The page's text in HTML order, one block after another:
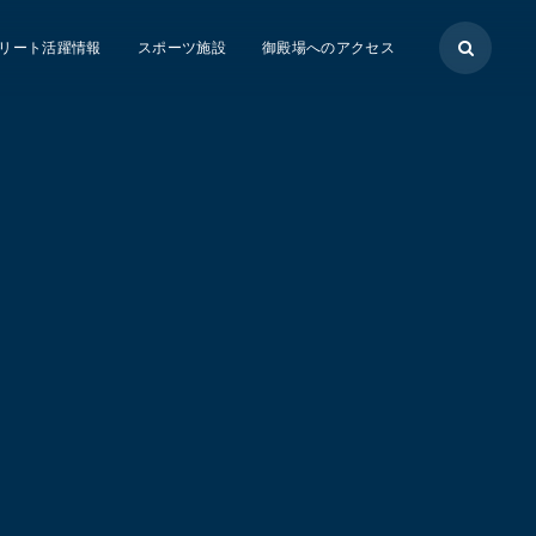
ート活躍情報 スポーツ施設 御殿場へのアクセス